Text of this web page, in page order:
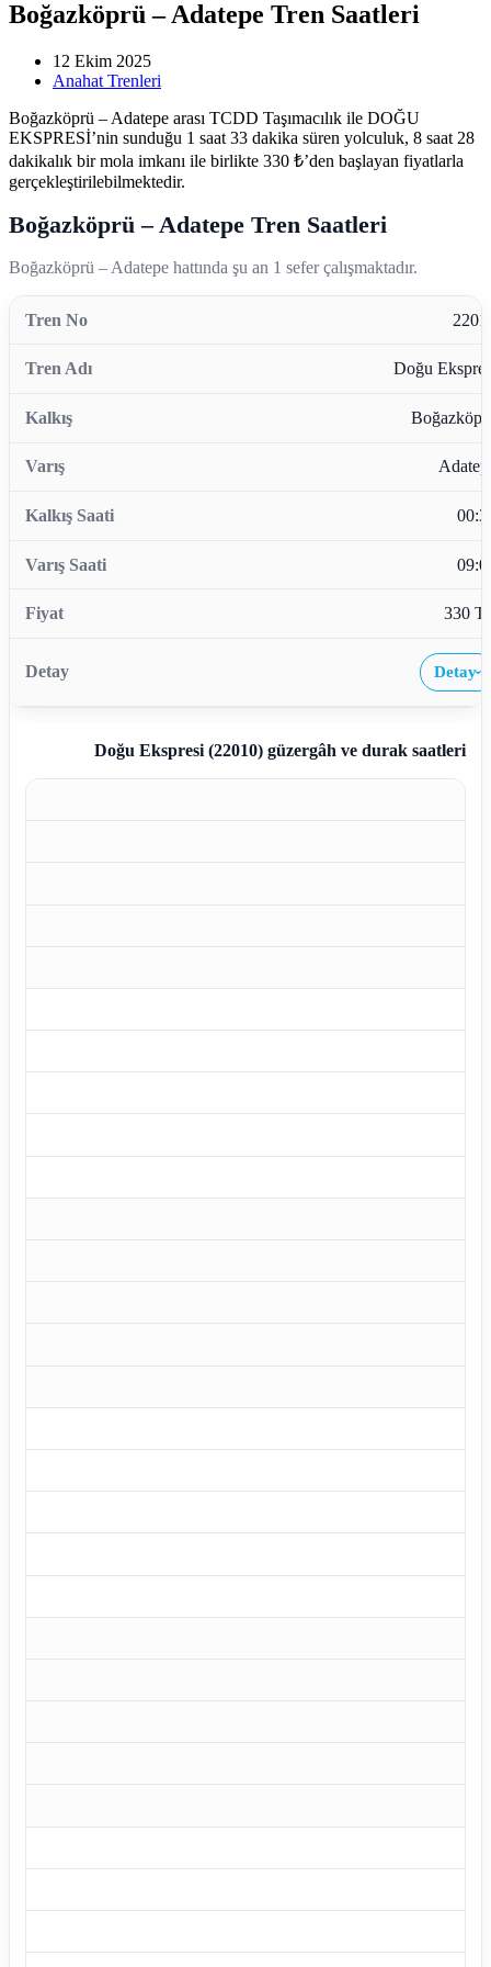
Boğazköprü – Adatepe Tren Saatleri
12 Ekim 2025
Anahat Trenleri
Boğazköprü – Adatepe arası TCDD Taşımacılık ile DOĞU
EKSPRESİ’nin sunduğu 1 saat 33 dakika süren yolculuk, 8 saat 28
dakikalık bir mola imkanı ile birlikte 330 ₺’den başlayan fiyatlarla
gerçekleştirilebilmektedir.
Boğazköprü – Adatepe Tren Saatleri
Boğazköprü – Adatepe hattında şu an 1 sefer çalışmaktadır.
Doğu
330
Detay›
Doğu Ekspresi (22010)güzergâh ve durak saatleri